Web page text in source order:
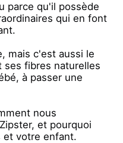
parce qu'il possède
qui en font
mais c'est aussi le
fibres naturelles
à passer une
nous
et pourquoi
et votre enfant.